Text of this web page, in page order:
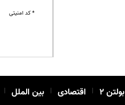
* کد امنیتی
بولتن ۲ | اقتصادی | بین الملل |